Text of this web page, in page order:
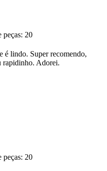
peças: 20
é lindo. Super recomendo,
rapidinho. Adorei.
peças: 20